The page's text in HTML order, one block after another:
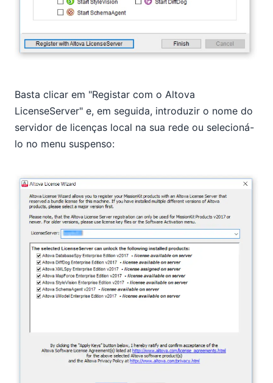
Basta clicar em "Registar com o Altova
LicenseServer" e, em seguida, introduzir o nome do
servidor de licenças local na sua rede ou selecioná-
lo no menu suspenso: